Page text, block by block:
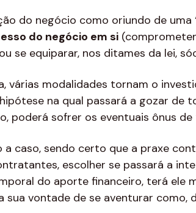
do negócio como oriundo de uma
do negócio em si
se equiparar, nos ditames da lei,
modalidades tornam o
na qual passará a gozar de
poderá sofrer os eventuais ônus
caso, sendo certo que a praxe
escolher se passará a
do aporte financeiro, terá ele
sua vontade de se aventurar como,